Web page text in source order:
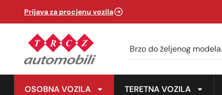
Prijava za procjenu vozila
OSOBNA VOZILA TERETNA VOZILA